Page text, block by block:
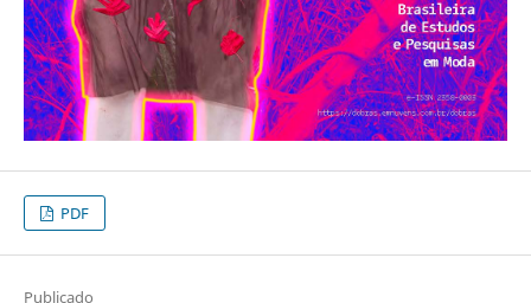
PDF
Publicado